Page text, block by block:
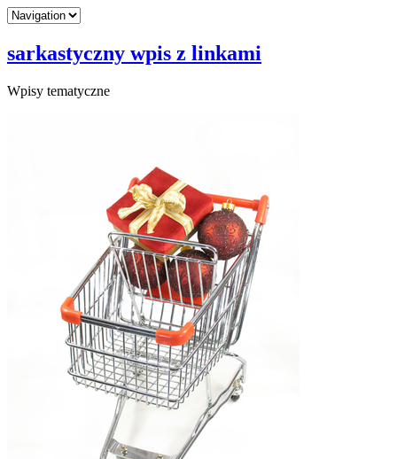
sarkastyczny wpis z linkami
Wpisy tematyczne